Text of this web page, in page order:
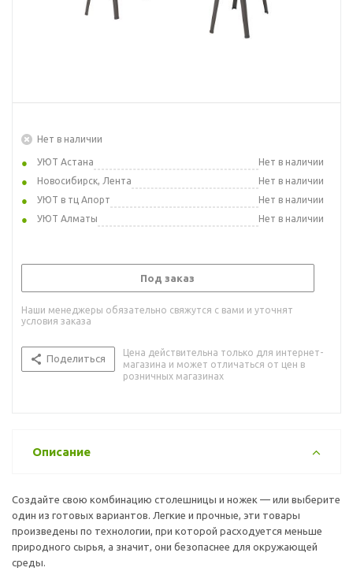
Нет в наличии
УЮТ Астана
Нет в наличии
Новосибирск, Лента
Нет в наличии
УЮТ в тц Апорт
Нет в наличии
УЮТ Алматы
Нет в наличии
Под заказ
Наши менеджеры обязательно свяжутся с вами и уточнят
условия заказа
Поделиться
Цена действительна только для интернет-
магазина и может отличаться от цен в
розничных магазинах
Описание
Создайте свою комбинацию столешницы и ножек — или выберите
один из готовых вариантов. Легкие и прочные, эти товары
произведены по технологии, при которой расходуется меньше
природного сырья, а значит, они безопаснее для окружающей
среды.